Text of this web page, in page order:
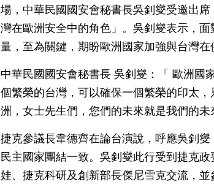
場，中華民國國安會秘書長吳釗燮受邀出
灣在歐洲安全中的角色」。吳釗燮表示，
量，至為關鍵，期盼歐洲國家加強與台灣在
中華民國國安會秘書長 吳釗燮：「 歐洲國
個繁榮的台灣，可以確保一個繁榮的印太
洲，女士先生們，您們的未來就是我們的未
捷克參議長韋德齊在論台演說，呼應吳釗
民主國家團結一致。吳釗燮此行受到捷克
娃、捷克科研及創新部長傑尼雪克交流，